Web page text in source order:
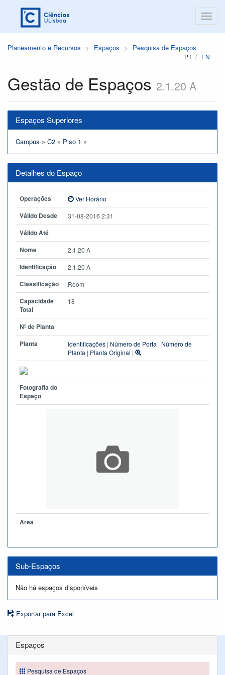
Planeamento e Recursos Espaços Pesquisa de Espaços
PT EN
Gestão de Espaços 2.1.20 A
Espaços Superiores
Campus » C2 » Piso 1 »
Detalhes do Espaço
Operações Ver Horário
Válido Desde 31-08-2016 2:31
Válido Até
Nome
2.1.20 A
Identificação 2.1.20 A
Classificação Room
Capacidade
Total
18
Nº de Planta
Planta
Identificações | Número de Porta | Número de
Planta | Planta Original |
Fotografia do
Espaço
Àrea
Sub-Espaços
Não há espaços disponíveis
Exportar para Excel
Espaços
Pesquisa de Espaços